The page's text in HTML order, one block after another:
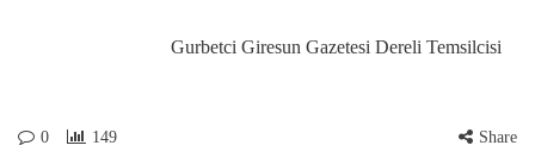
Gurbetci Giresun Gazetesi Dereli Temsilcisi
0 149 Share